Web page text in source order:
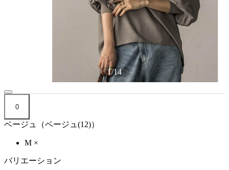
1/14
0
ベージュ（ベージュ(12)）
M ×
バリエーション